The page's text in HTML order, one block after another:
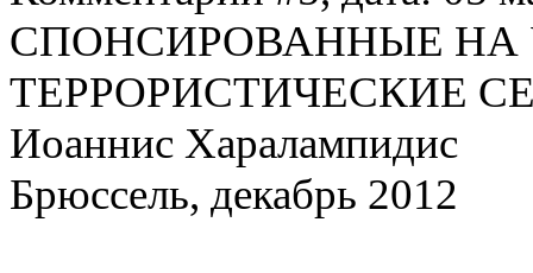
СПОНСИРОВАННЫЕ
ТЕРРОРИСТИЧЕСКИЕ
Иоаннис Харалампидис
Брюссель, декабрь 2012